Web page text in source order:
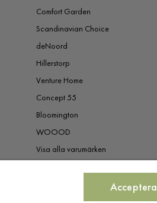
Comfort Garden
Scandinavian Choice
deNoord
Hillerstorp
Venture Home
Concept 55
Bloomington
WOOOD
Visa alla varumärken